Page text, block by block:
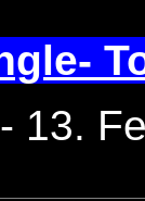
13.